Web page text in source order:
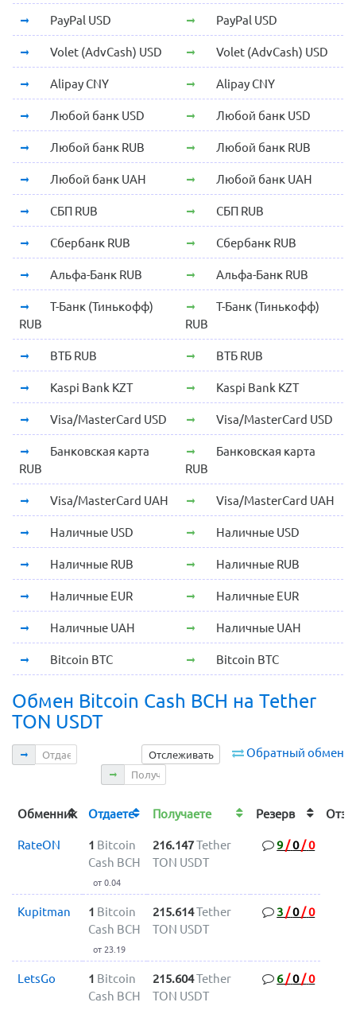
PayPal USD PayPal USD
Volet (AdvCash) USD Volet (AdvCash) USD
Alipay CNY Alipay CNY
Любой банк USD Любой банк USD
Любой банк RUB Любой банк RUB
Любой банк UAH Любой банк UAH
СБП RUB СБП RUB
Сбербанк RUB Сбербанк RUB
Альфа-Банк RUB Альфа-Банк RUB
Т-Банк (Тинькофф)
RUB
Т-Банк (Тинькофф)
RUB
ВТБ RUB ВТБ RUB
Kaspi Bank KZT Kaspi Bank KZT
Visa/MasterCard USD Visa/MasterCard USD
Банковская карта
RUB
Банковская карта
RUB
Visa/MasterCard UAH Visa/MasterCard UAH
Наличные USD Наличные USD
Наличные RUB Наличные RUB
Наличные EUR Наличные EUR
Наличные UAH Наличные UAH
Bitcoin BTC Bitcoin BTC
Обмен Bitcoin Cash BCH на Tether
TON USDT
Обратный обмен
Отслеживать
Отдаете
Получаете
Обменник Отдаете Получаете Резерв
RateON 1 Bitcoin
Cash BCH
от 0.04
216.147Tether
TON USDT
9/0/0
Kupitman 1 Bitcoin
Cash BCH
от 23.19
215.614Tether
TON USDT
3/0/0
LetsGo 1 Bitcoin
Cash BCH
215.604Tether
TON USDT
6/0/0